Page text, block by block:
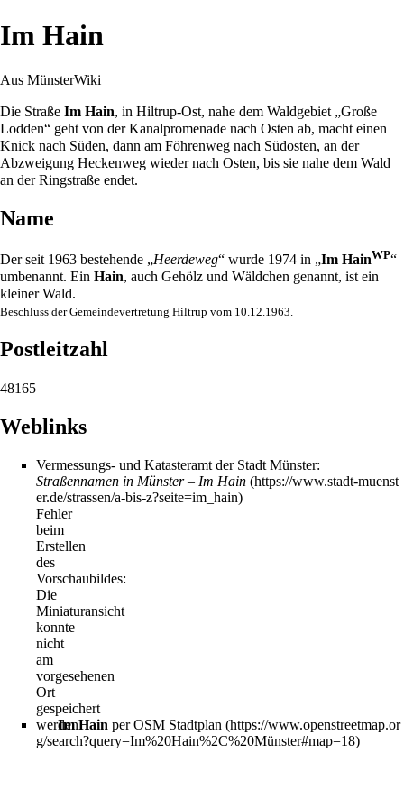
Im Hain
Aus MünsterWiki
Die Straße Im Hain, in Hiltrup-Ost, nahe dem Waldgebiet „Große
Lodden“ geht von derKanalpromenade nach Osten ab, macht einen
Knick nach Süden, dann am Föhrenweg nach Südosten, an der
Abzweigung Heckenweg wieder nach Osten, bis sie nahe dem Wald
an derRingstraße endet.
Name
Der seit 1963 bestehende „Heerdeweg“ wurde 1974 in „Im HainWP“
umbenannt. Ein Hain, auch Gehölz und Wäldchen genannt, ist ein
kleiner Wald.
Beschluss der Gemeindevertretung Hiltrup vom 10.12.1963.
Postleitzahl
48165
Weblinks
Vermessungs- und Katasteramt der Stadt Münster:
Straßennamen in Münster – Im Hain
Fehler
beim
Erstellen
des
Vorschaubildes:
Die
Miniaturansicht
konnte
nicht
am
vorgesehenen
Ort
gespeichert
werdenIm Hain per OSM Stadtplan